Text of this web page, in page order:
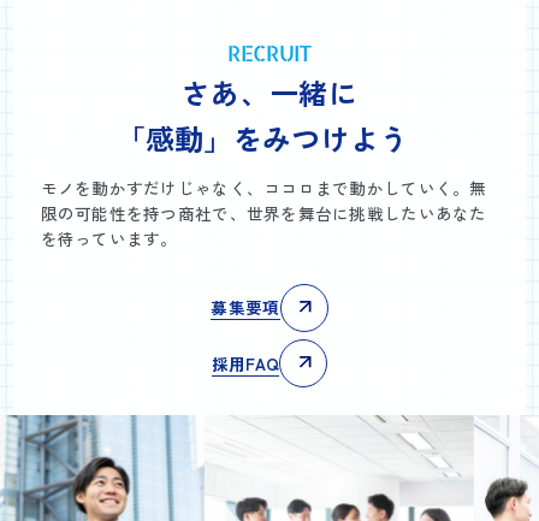
RECRUIT
さあ、一緒に
「感動」をみつけよう
モノを動かすだけじゃなく、ココロまで動かしていく。無
限の可能性を持つ商社で、世界を舞台に挑戦したいあなた
を待っています。
募集要項
採用FAQ